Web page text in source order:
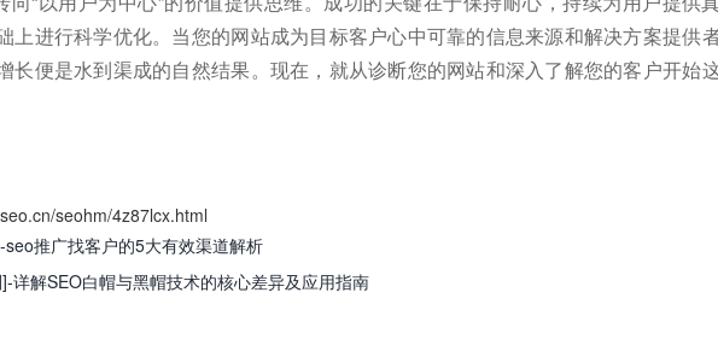
上进行科学优化。当您的网站成为目标客户心中可靠的信息来源和解决方案提供
长便是水到渠成的自然结果。现在，就从诊断您的网站和深入了解您的客户开始
seohm/4z87lcx.html
推广找客户的5大有效渠道解析
详解SEO白帽与黑帽技术的核心差异及应用指南